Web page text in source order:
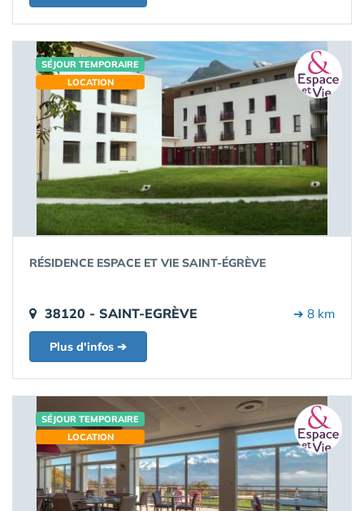
SÉJOUR TEMPORAIRE
LOCATION
RÉSIDENCE ESPACE ET VIE SAINT-ÉGRÈVE
38120 - SAINT-EGRÈVE ➔ 8 km
Plus d'infos ➔
SÉJOUR TEMPORAIRE
LOCATION